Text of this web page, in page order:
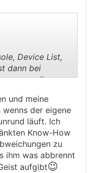
Device List,
dann bei
an die er
Anlage
an komplett
den
und meine
der eigene
läuft. Ich
Know-How
zu
ihm was abbrennt
aufgibt😉